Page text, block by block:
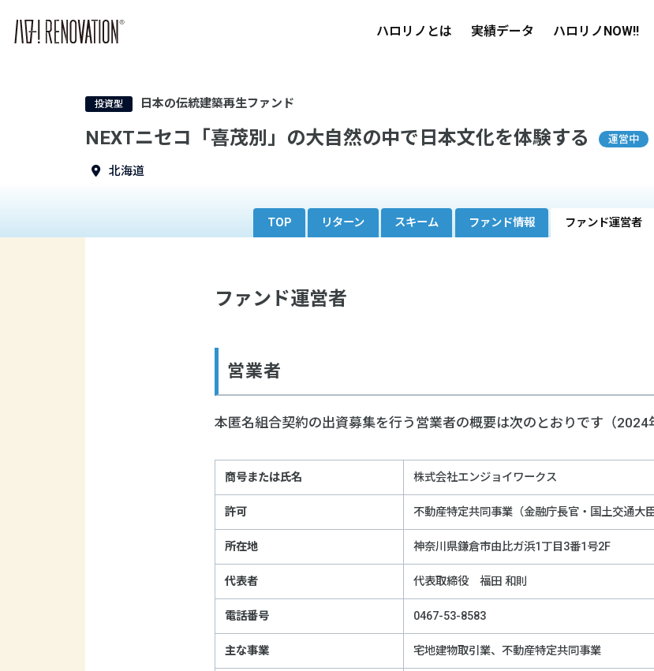
ハロリノとは 実績データ ハロリノNOW!!
投資型 日本の伝統建築再生ファンド
NEXTニセコ「喜茂別」の大自然の中で日本文化を体験する 運営中
北海道
TOP リターン スキーム ファンド情報 ファンド運営者
ファンド運営者
営業者
本匿名組合契約の出資募集を行う営業者の概要は次のとおりです（2024
商号または氏名 株式会社エンジョイワークス
許可 不動産特定共同事業（金融庁長官・国土交通大
所在地 神奈川県鎌倉市由比ガ浜1丁目3番1号2F
代表者 代表取締役 福田 和則
電話番号 0467-53-8583
主な事業 宅地建物取引業、不動産特定共同事業